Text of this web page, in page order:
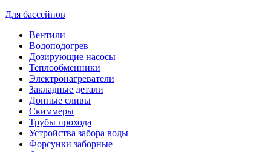
Для бассейнов
Вентили
Водоподогрев
Дозирующие насосы
Теплообменники
Электронагреватели
Закладные детали
Донные сливы
Скиммеры
Трубы прохода
Устройства забора воды
Форсунки заборные